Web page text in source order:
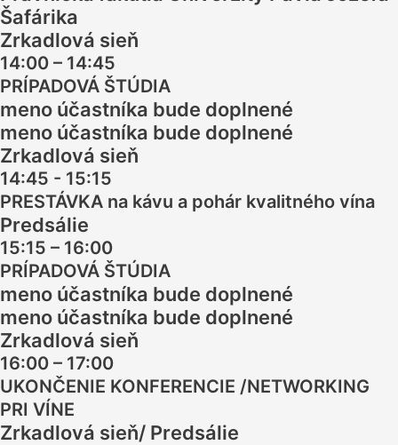
Šafárika
Zrkadlová sieň
14:00 – 14:45
PRÍPADOVÁ ŠTÚDIA
meno účastníka bude doplnené
meno účastníka bude doplnené
Zrkadlová sieň
14:45 - 15:15
PRESTÁVKA na kávu a pohár kvalitného vína
Predsálie
15:15 – 16:00
PRÍPADOVÁ ŠTÚDIA
meno účastníka bude doplnené
meno účastníka bude doplnené
Zrkadlová sieň
16:00 – 17:00
UKONČENIE KONFERENCIE /NETWORKING
PRI VÍNE
Zrkadlová sieň/ Predsálie